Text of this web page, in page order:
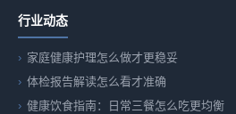
行业动态
家庭健康护理怎么做才更稳妥
体检报告解读怎么看才准确
健康饮食指南：日常三餐怎么吃更均衡